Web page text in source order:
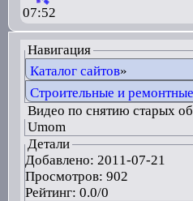
07:52
Навигация
Каталог сайтов»
Строительные и
Видео по снятию старых
Umom
Детали
Добавлено: 2011-07-21
Просмотров: 902
Рейтинг: 0.0/0